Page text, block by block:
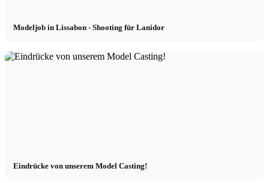
Modeljob in Lissabon - Shooting für Lanidor
Eindrücke von unserem Model Casting!